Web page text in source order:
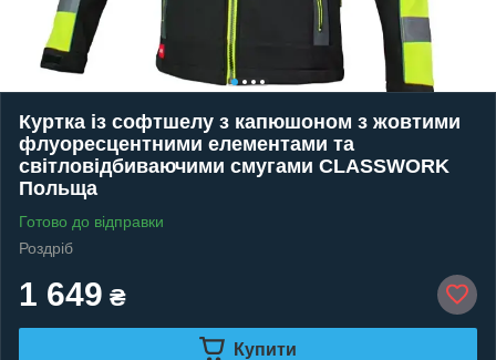
Куртка із софтшелу з капюшоном з жовтими
флуоресцентними елементами та
світловідбиваючими смугами CLASSWORK
Польща
Готово до відправки
Роздріб
1 649 ₴
Купити